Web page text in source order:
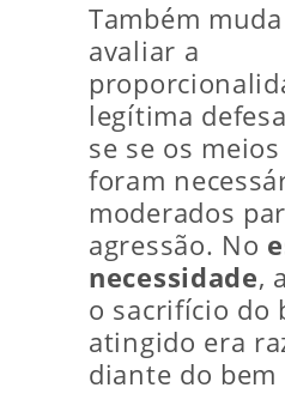
Também
avaliar a
legítima
se se os
foram
moderados
agressão. No
necessidade,
o sacrifício do
atingido era
diante do